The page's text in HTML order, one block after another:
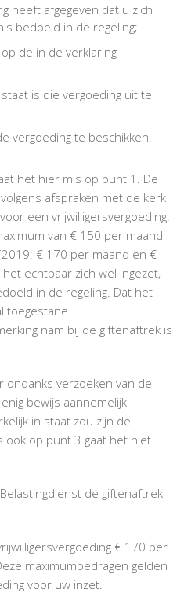
heeft afgegeven dat u zich
bedoeld in de regeling;
de in de verklaring
is die vergoeding uit te
vergoeding te beschikken.
het hier mis op punt 1. De
afspraken met de kerk
een vrijwilligersvergoeding.
van € 150 per maand
€ 170 per maand en €
echtpaar zich wel ingezet,
in de regeling. Dat het
toegestane
nam bij de giftenaftrek is
verzoeken van de
bewijs aannemelijk
in staat zou zijn de
ook op punt 3 gaat het niet
de giftenaftrek
€ 170 per
maximumbedragen gelden
voor uw inzet.